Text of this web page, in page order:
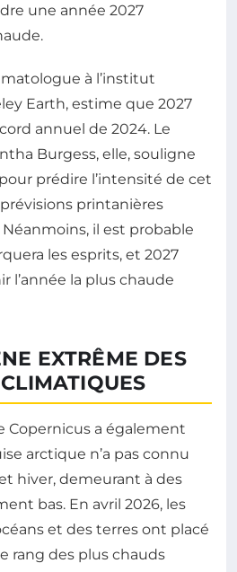
une année 2027
à l’institut
Earth, estime que 2027
annuel de 2024. Le
Burgess, elle, souligne
prédire l’intensité de cet
printanières
il est probable
les esprits, et 2027
l’année la plus chaude
EXTRÊME DES
Copernicus a également
arctique n’a pas connu
hiver, demeurant à des
bas. En avril 2026, les
et des terres ont placé
rang des plus chauds